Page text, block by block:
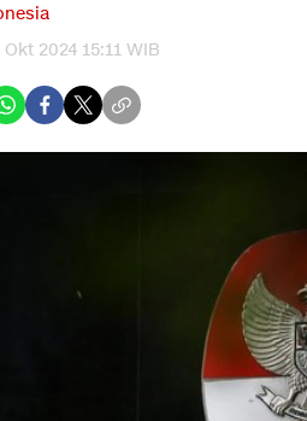
2024 15:11 WIB